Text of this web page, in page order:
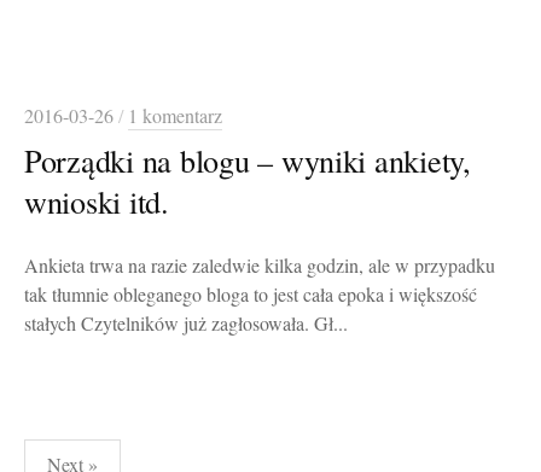
2016-03-26/ 1 komentarz
Porządki na blogu – wyniki ankiety,
wnioski itd.
Ankieta trwa na razie zaledwie kilka godzin, ale w przypadku
tak tłumnie obleganego bloga to jest cała epoka i większość
stałych Czytelników już zagłosowała. Gł...
Stronicowanie
Next »